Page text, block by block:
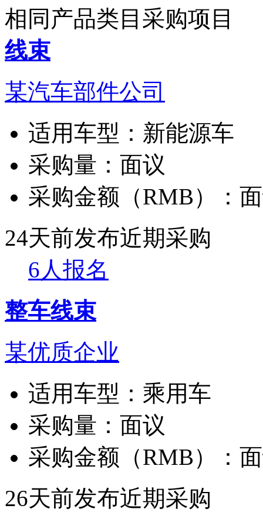
相同产品类目采购项目
线束
某汽车部件公司
适用车型： 新能源车
采购量： 面议
采购金额（RMB）：
24天前发布近期采购
6人报名
整车线束
某优质企业
适用车型： 乘用车
采购量： 面议
采购金额（RMB）：
26天前发布近期采购